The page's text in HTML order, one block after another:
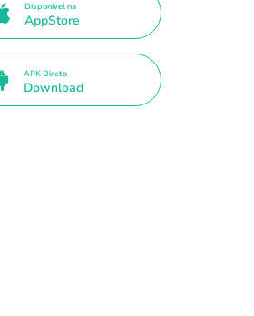
Disponível na
AppStore
APK Direto
Download